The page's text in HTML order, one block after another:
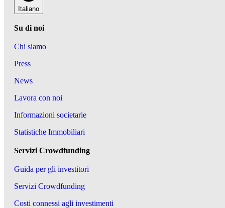
Italiano
Su di noi
Chi siamo
Press
News
Lavora con noi
Informazioni societarie
Statistiche Immobiliari
Servizi Crowdfunding
Guida per gli investitori
Servizi Crowdfunding
Costi connessi agli investimenti